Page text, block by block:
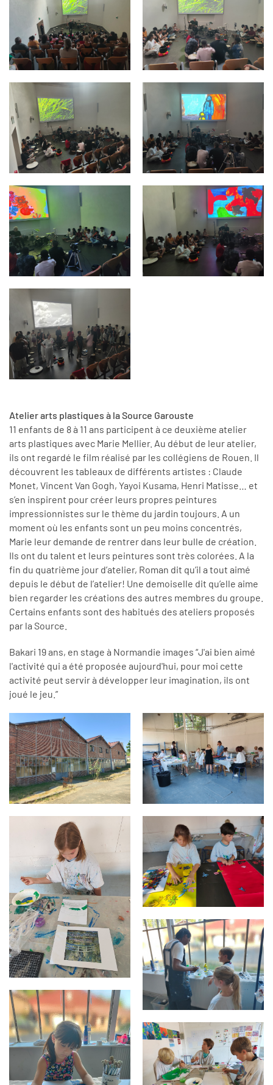
Atelier arts plastiques à la Source Garouste
11 enfants de 8 à 11 ans participent à ce deuxième atelier
arts plastiques avec Marie Mellier. Au début de leur atelier,
ils ont regardé le film réalisé par les collégiens de Rouen. Il
découvrent les tableaux de différents artistes : Claude
Monet, Vincent Van Gogh, Yayoi Kusama, Henri Matisse… et
s’en inspirent pour créer leurs propres peintures
impressionnistes sur le thème du jardin toujours. A un
moment où les enfants sont un peu moins concentrés,
Marie leur demande de rentrer dans leur bulle de création.
Ils ont du talent et leurs peintures sont très colorées. A la
fin du quatrième jour d’atelier, Roman dit qu’il a tout aimé
depuis le début de l’atelier! Une demoiselle dit qu’elle aime
bien regarder les créations des autres membres du groupe.
Certains enfants sont des habitués des ateliers proposés
par la Source.
Bakari 19 ans, en stage à Normandie images “J'ai bien aimé
l'activité qui a été proposée aujourd'hui, pour moi cette
activité peut servir à développer leur imagination, ils ont
joué le jeu.”